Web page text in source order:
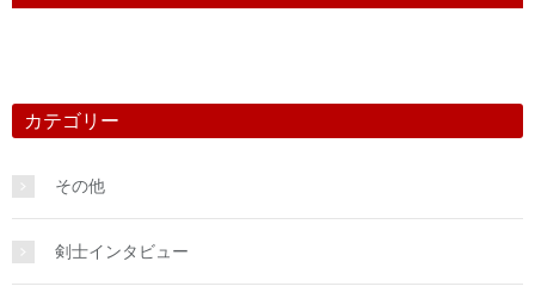
カテゴリー
その他
剣士インタビュー